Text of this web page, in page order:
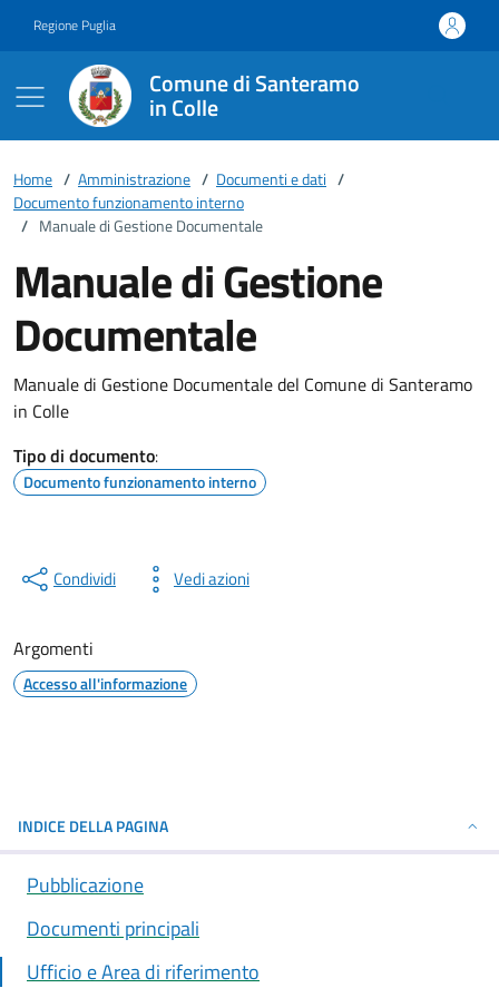
Regione Puglia
Comune di Santeramo
in Colle
Home / Amministrazione / Documenti e dati /
Documento funzionamento interno
/ Manuale di Gestione Documentale
Manuale di Gestione
Documentale
Manuale di Gestione Documentale del Comune di Santeramo
in Colle
Tipo di documento:
Documento funzionamento interno
Condividi Vedi azioni
Argomenti
Accesso all'informazione
INDICE DELLA PAGINA
Pubblicazione
Documenti principali
Ufficio e Area di riferimento